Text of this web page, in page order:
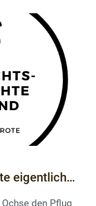
und
der
um in der
eigentlich
den Pflug